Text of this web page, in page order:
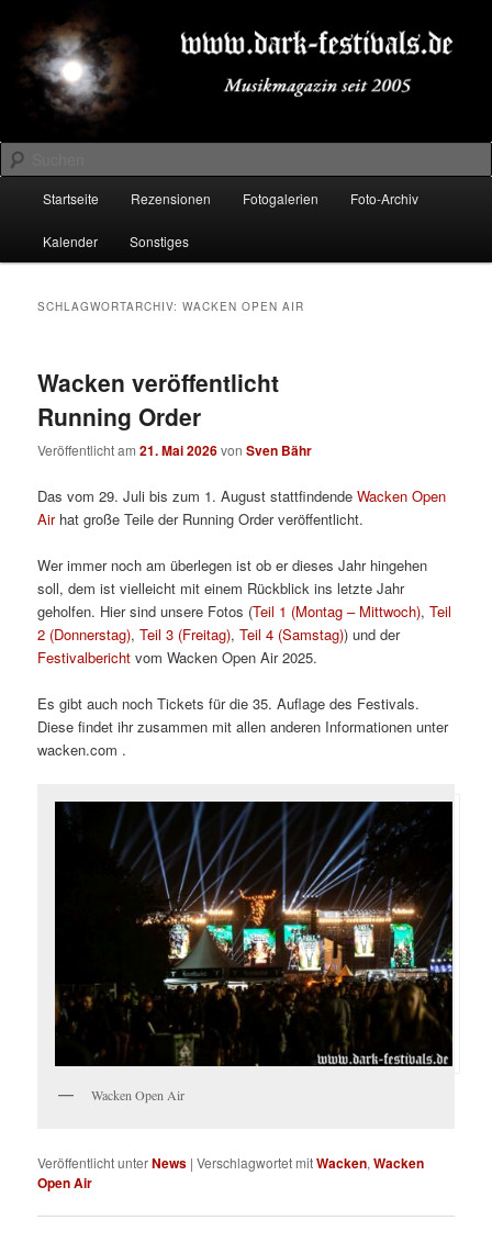
primären
Inhalt
springen
sekundären
Inhalt
springenDARK-FESTIVALS.DE
Suchen
Startseite Rezensionen Fotogalerien Foto-Archiv
Kalender Sonstiges
SCHLAGWORTARCHIV:WACKEN OPEN AIR
Wacken veröffentlicht
Running Order
Veröffentlicht am21. Mai 2026vonSven Bähr
Das vom 29. Juli bis zum 1. August stattfindendeWacken Open
Airhat große Teile der Running Order veröffentlicht.
Wer immer noch am überlegen ist ob er dieses Jahr hingehen
soll, dem ist vielleicht mit einem Rückblick ins letzte Jahr
geholfen. Hier sind unsere Fotos (Teil 1 (Montag – Mittwoch),Teil
2 (Donnerstag),Teil 3 (Freitag),Teil 4 (Samstag)) und der
Festivalbericht vom Wacken Open Air 2025.
Es gibt auch noch Tickets für die 35. Auflage des Festivals.
Diese findet ihr zusammen mit allen anderen Informationen unter
wacken.com .
Wacken Open Air
Veröffentlicht unterNews |Verschlagwortet mitWacken,Wacken
Open Air